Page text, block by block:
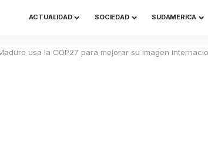
ACTUALIDAD SOCIEDAD SUDAMERICA
usa la COP27 para mejorar su imagen